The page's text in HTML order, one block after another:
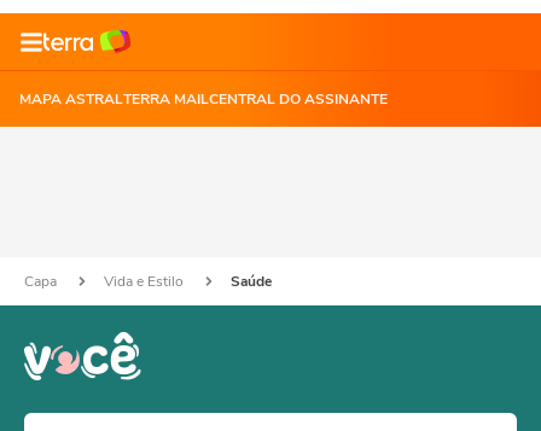
MAPA ASTRALTERRA MAILCENTRAL DO ASSINANTE
Capa Vida e Estilo Saúde